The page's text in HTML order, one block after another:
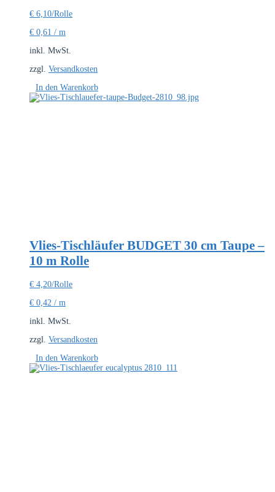
€ 6,10/Rolle
€ 0,61 / m
inkl. MwSt.
zzgl. Versandkosten
In den Warenkorb
Vlies-Tischläufer BUDGET 30 cm Taupe –
10 m Rolle
€ 4,20/Rolle
€ 0,42 / m
inkl. MwSt.
zzgl. Versandkosten
In den Warenkorb